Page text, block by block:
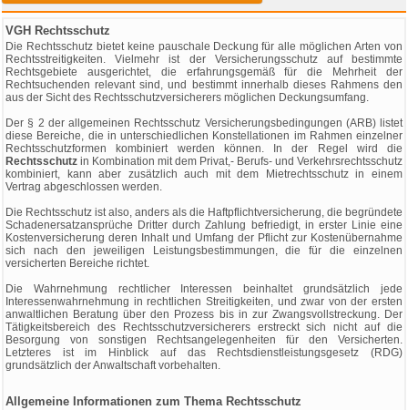
VGH Rechtsschutz
Die Rechtsschutz bietet keine pauschale Deckung für alle möglichen Arten von
Rechtsstreitigkeiten. Vielmehr ist der Versicherungsschutz auf bestimmte
Rechtsgebiete ausgerichtet, die erfahrungsgemäß für die Mehrheit der
Rechtsuchenden relevant sind, und bestimmt innerhalb dieses Rahmens den
aus der Sicht des Rechtsschutzversicherers möglichen Deckungsumfang.
Der § 2 der allgemeinen Rechtsschutz Versicherungsbedingungen (ARB) listet
diese Bereiche, die in unterschiedlichen Konstellationen im Rahmen einzelner
Rechtsschutzformen kombiniert werden können. In der Regel wird die
Rechtsschutz in Kombination mit dem Privat,- Berufs- und Verkehrsrechtsschutz
kombiniert, kann aber zusätzlich auch mit dem Mietrechtsschutz in einem
Vertrag abgeschlossen werden.
Die Rechtsschutz ist also, anders als die Haftpflichtversicherung, die begründete
Schadenersatzansprüche Dritter durch Zahlung befriedigt, in erster Linie eine
Kostenversicherung deren Inhalt und Umfang der Pflicht zur Kostenübernahme
sich nach den jeweiligen Leistungsbestimmungen, die für die einzelnen
versicherten Bereiche richtet.
Die Wahrnehmung rechtlicher Interessen beinhaltet grundsätzlich jede
Interessenwahrnehmung in rechtlichen Streitigkeiten, und zwar von der ersten
anwaltlichen Beratung über den Prozess bis in zur Zwangsvollstreckung. Der
Tätigkeitsbereich des Rechtsschutzversicherers erstreckt sich nicht auf die
Besorgung von sonstigen Rechtsangelegenheiten für den Versicherten.
Letzteres ist im Hinblick auf das Rechtsdienstleistungsgesetz (RDG)
grundsätzlich der Anwaltschaft vorbehalten.
Allgemeine Informationen zum Thema Rechtsschutz